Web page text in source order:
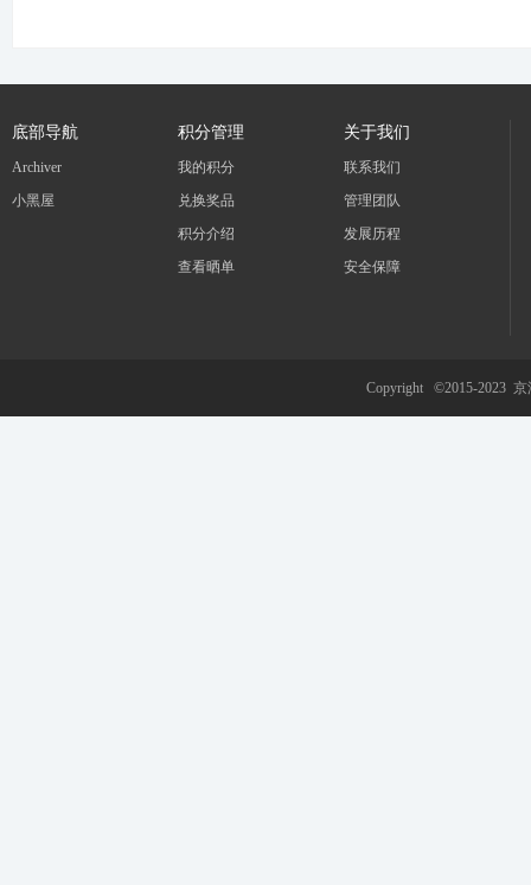
底部导航
Archiver
小黑屋
积分管理
我的积分
兑换奖品
积分介绍
查看晒单
关于我们
联系我们
管理团队
发展历程
安全保障
Copyright ©2015-2023 京